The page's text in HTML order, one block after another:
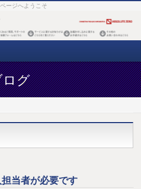
ージへようこそ
ログ
当者が必要です